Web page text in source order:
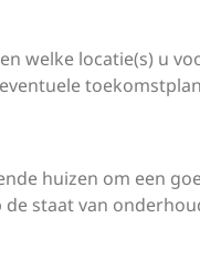
welke locatie(s) u
huizen om een
staat van